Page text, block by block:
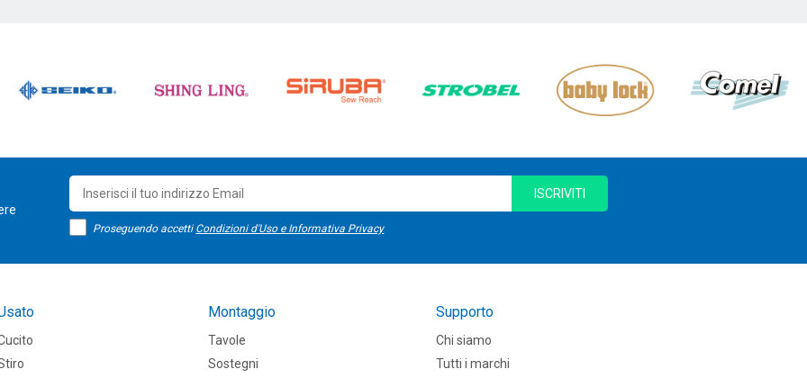
Proseguendo accetti Condizioni d'Uso e Informativa Privacy
ISCRIVITI
Montaggio
Tavole
Sostegni
Supporto
Chi siamo
Tutti i marchi